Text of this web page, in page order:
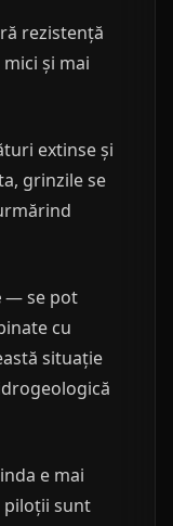
rezistență
și mai
extinse și
grinzile se
— se pot
cu
situație
e mai
piloții sunt